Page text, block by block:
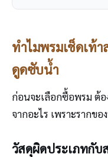
ทำไมพรมเช็ดเท้
ดูดซับน้ำ
ก่อนจะเลือกซื้อพรม ต้อ
จากอะไร เพราะรากข
วัสดุผิดประเภทกั